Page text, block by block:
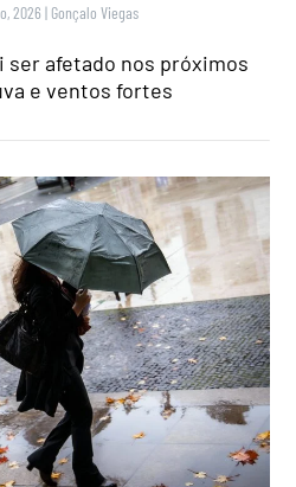
2026 | Gonçalo Viegas
ser afetado nos próximos
e ventos fortes